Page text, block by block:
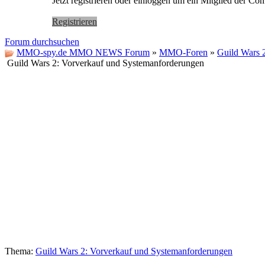
Registrieren
Forum durchsuchen
MMO-spy.de MMO NEWS Forum » MMO-Foren » Guild Wars
Guild Wars 2: Vorverkauf und Systemanforderungen
Thema: Guild Wars 2: Vorverkauf und Systemanforderungen